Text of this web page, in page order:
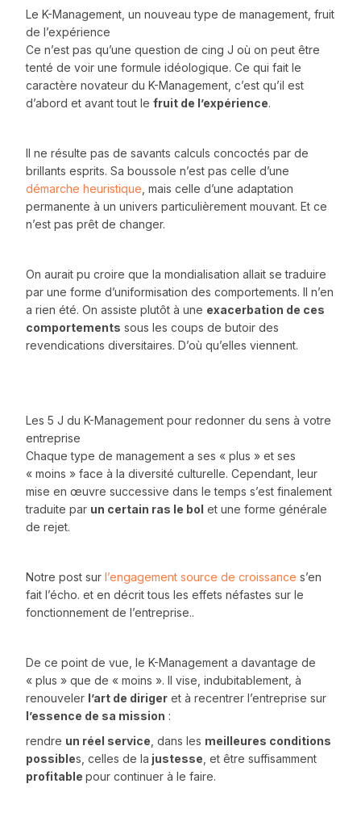
Le K-Management, un nouveau type de management, fruit
de l’expérience
Ce n’est pas qu’une question de cing J où on peut être
tenté de voir une formule idéologique. Ce qui fait le
caractère novateur du K-Management, c’est qu’il est
d’abord et avant tout le fruit de l’expérience.
Il ne résulte pas de savants calculs concoctés par de
brillants esprits. Sa boussole n’est pas celle d’une
démarche heuristique , mais celle d’une adaptation
permanente à un univers particulièrement mouvant. Et ce
n’est pas prêt de changer.
On aurait pu croire que la mondialisation allait se traduire
par une forme d’uniformisation des comportements. Il n’en
a rien été. On assiste plutôt à une exacerbation de ces
comportements sous les coups de butoir des
revendications diversitaires. D’où qu’elles viennent.
Les 5 J du K-Management pour redonner du sens à votre
entreprise
Chaque type de management a ses « plus » et ses
« moins » face à la diversité culturelle. Cependant, leur
mise en œuvre successive dans le temps s’est finalement
traduite par un certain ras le bol et une forme générale
de rejet.
Notre post sur l’engagement source de croissance s’en
fait l’écho. et en décrit tous les effets néfastes sur le
fonctionnement de l’entreprise..
De ce point de vue, le K-Management a davantage de
« plus » que de « moins ». Il vise, indubitablement, à
renouveler l’art de dirigeret à recentrer l’entreprise sur
l’essence de sa mission :
rendre un réel service , dans les meilleures conditions
possibles, celles de la justesse , et être suffisamment
profitable pour continuer à le faire.